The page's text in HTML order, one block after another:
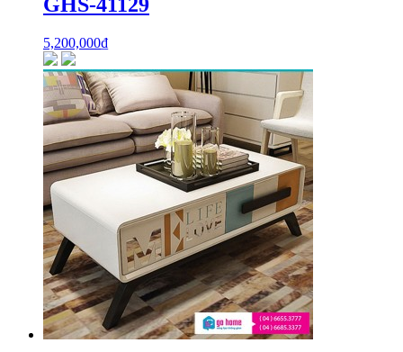
5,200,000₫